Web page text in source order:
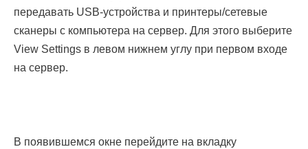
передавать USB-устройства и принтеры/сетевые
сканеры с компьютера на сервер. Для этого выберите
View Settings в левом нижнем углу при первом входе
на сервер.
В появившемся окне перейдите на вкладку